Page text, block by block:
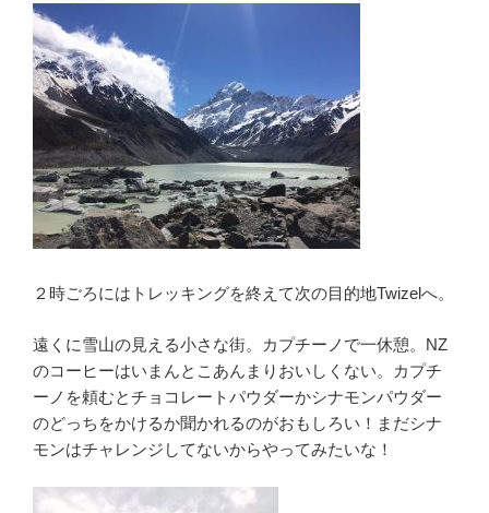
２時ごろにはトレッキングを終えて次の目的地Twizelへ。
遠くに雪山の見える小さな街。カプチーノで一休憩。NZ
のコーヒーはいまんとこあんまりおいしくない。カプチ
ーノを頼むとチョコレートパウダーかシナモンパウダー
のどっちをかけるか聞かれるのがおもしろい！まだシナ
モンはチャレンジしてないからやってみたいな！